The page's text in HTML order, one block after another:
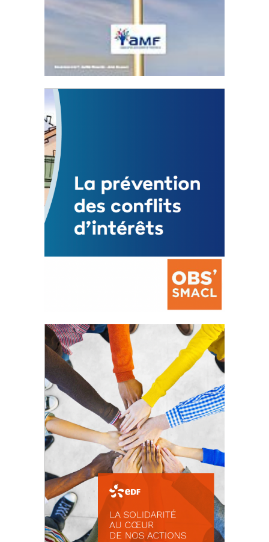
Statut de l’élu local
3 avril 2024
Mise à jour avril 2024
FEUILLETER
La prévention des conflits
d’intérêts
18 septembre 2023
FEUILLETER